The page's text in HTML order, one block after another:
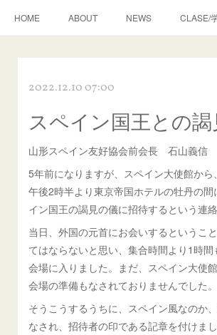
HOME ABOUT NEWS CLASE/
2022.12.10 07:00
スペイン国王との謁
山形スペイン友好協会前会長 石山義信
5年前になりますが、スペイン大使館から
午後2時半より東京帝国ホテルの牡丹の
イン国王の謁見の儀に招待するという連
当日、外国の元首にお会いするというこ
てはならないと思い、集合時間より1時
会場に入りました。まだ、スペイン大使館
会場の準備もなされておりませんでした。
そうこうするうちに、スペイン風なのか
なされ、招待者の印である記章を付けまし